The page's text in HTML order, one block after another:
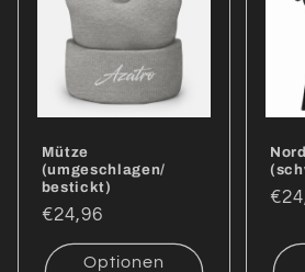
Mütze
(umgeschlagen/
bestickt)
Normaler
Preis
€24,96
Optionen